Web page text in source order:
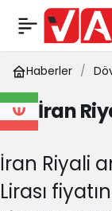
Haberler
İran
İran Riyali
Lirası